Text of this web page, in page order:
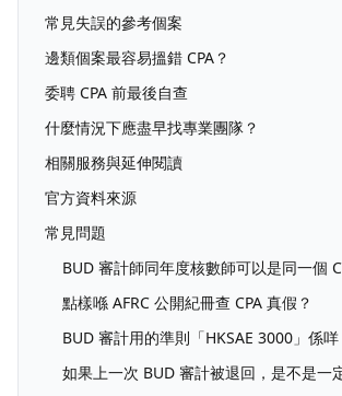
常見失誤的參考個案
邊類個案最容易搵錯 CPA？
委聘 CPA 前最後自查
什麼情況下應盡早找專業團隊？
相關服務與延伸閱讀
官方資料來源
常見問題
BUD 審計師同年度核數師可以是同一個
點樣喺 AFRC 公開紀冊查 CPA 真假？
BUD 審計用的準則「HKSAE 3000」係咩
如果上一次 BUD 審計被退回，是不是一